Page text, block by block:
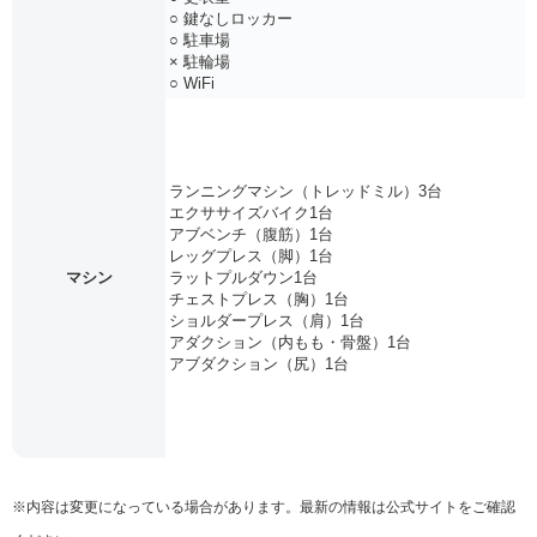
○ 鍵なしロッカー
○ 駐車場
× 駐輪場
○ WiFi
マシン
ランニングマシン（トレッドミル）3台
エクササイズバイク1台
アブベンチ（腹筋）1台
レッグプレス（脚）1台
ラットプルダウン1台
チェストプレス（胸）1台
ショルダープレス（肩）1台
アダクション（内もも・骨盤）1台
アブダクション（尻）1台
※内容は変更になっている場合があります。最新の情報は公式サイトをご確認